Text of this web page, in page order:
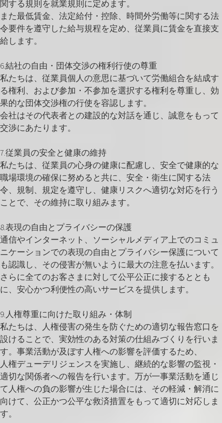
関する規則を就業規則に定めます。
また最低賃金、法定給付・控除、時間外労働等に関する法
令要件を遵守した給与規程を定め、従業員に賃金を直接支
給します。
6.結社の自由・団体交渉の権利行使の尊重
私たちは、従業員個人の意思に基づいて労働組合を結成す
る権利、および参加・不参加を選択する権利を尊重し、効
果的な団体交渉権の行使を容認します。
会社はその代表者との建設的な対話を通じ、誠意をもって
交渉にあたります。
7.従業員の安全と健康の維持
私たちは、従業員の心身の健康に配慮し、安全で健康的な
職場環境の確保に努めると共に、安全・衛生に関する法
令、規制、規定を遵守し、健康リスクへ適切な対応を行う
ことで、その維持に取り組みます。
8.表現の自由とプライバシーの保護
通信やインターネット、ソーシャルメディア上でのコミュ
ニケーションでの表現の自由とプライバシー保護について
も認識し、その侵害が無いように最大の注意を払います。
さらに全てのお客さまに対して公平公正に接するととも
に、安心かつ利便性の高いサービスを提供します。
9.人権尊重に向けた取り組み・体制
私たちは、人権侵害の発生を防ぐための適切な報告窓口を
設けることで、実効性のある対策の仕組みづくりを行いま
す。事業活動が及ぼす人権への影響を評価するため、
人権デューデリジェンスを実施し、継続的な影響の監視・
適切な関係者への報告を行います。万が一事業活動を通じ
て人権への負の影響が生じた場合には、その軽減・解消に
向けて、公正かつ公平な救済措置をもって適切に対応しま
す。